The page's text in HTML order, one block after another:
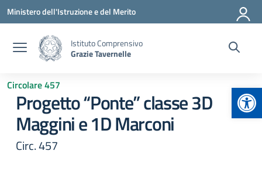
Vai ai contenuti
Vai al menu di navigazione
Vai al footer
Ministero dell'Istruzione e del Merito
Istituto Comprensivo
Grazie Tavernelle
Circolare 457
Progetto “Ponte” classe 3D
Maggini e 1D Marconi
Circ. 457